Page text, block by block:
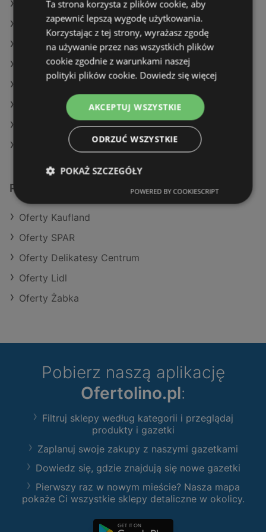
Oferty Dealz
Oferty E.Leclerc
Aktualne gazetki Dino
Aktualne gazetki Żabka
Aktualne gazetki Gram Market
Aktualne gazetki Selgros
Aktualne gazetki SPAR
Sklepy Biedronka w Międzyzdroje
Podobne sklepy detaliczne
Oferty Kaufland
Oferty SPAR
Oferty Delikatesy Centrum
Oferty Lidl
Oferty Żabka
Pobierz naszą aplikację
Ofertolino.pl:
Filtruj sklepy według kategorii i przeglądaj
produkty i gazetki
Zaplanuj swoje zakupy z naszymi gazetkami
Dowiedz się, gdzie znajdują się nowe gazetki
Pierwszy raz w nowym mieście? Nasza mapa
pokaże Ci wszystkie sklepy detaliczne w okolicy.
Ta strona korzysta z plików cookie, aby
zapewnić lepszą wygodę użytkowania.
Korzystając z tej strony, wyrażasz zgodę
na używanie przez nas wszystkich plików
cookie zgodnie z warunkami naszej
polityki plików cookie. Dowiedz się więcej
AKCEPTUJ WSZYSTKIE
ODRZUĆ WSZYSTKIE
POKAŻ SZCZEGÓŁY
POWERED BY COOKIESCRIPT